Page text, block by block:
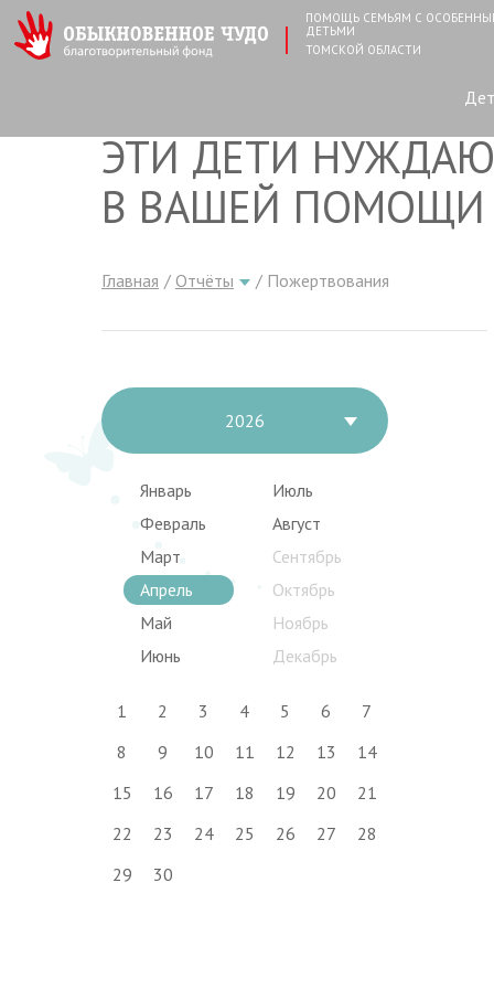
ПОМОЩЬ СЕМЬЯМ С
ДЕТЬМИ
ТОМСКОЙ ОБЛАСТИ
ЭТИ ДЕТИ
В ВАШЕЙ ПОМОЩИ
Главная Отчёты Пожертвования
2026
Январь
Февраль
Март
Апрель
Май
Июнь
Июль
Август
Сентябрь
Октябрь
Ноябрь
Декабрь
1 2 3 4 5 6
7
8
9 10 11 12 13
14
15
16 17 18 19 20
21
22
23 24 25 26 27
28
29
30